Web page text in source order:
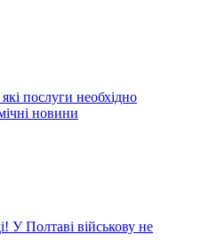
які послуги необхідно
новини
У Полтаві військову не